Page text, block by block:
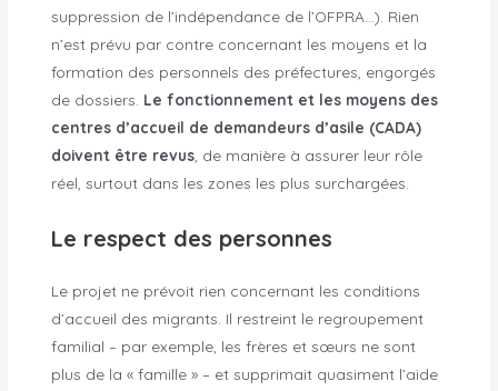
suppression de l’indépendance de l’OFPRA…). Rien
n’est prévu par contre concernant les moyens et la
formation des personnels des préfectures, engorgés
de dossiers. Le fonctionnement et les moyens des
centres d’accueil de demandeurs d’asile (CADA)
doivent être revus , de manière à assurer leur rôle
réel, surtout dans les zones les plus surchargées.
Le respect des personnes
Le projet ne prévoit rien concernant les conditions
d’accueil des migrants. Il restreint le regroupement
familial – par exemple, les frères et sœurs ne sont
plus de la « famille » – et supprimait quasiment l’aide